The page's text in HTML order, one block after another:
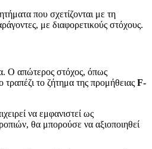
που σχετίζονται με τη
με διαφορετικούς στόχους.
Ο απώτερος στόχος, όπως
το ζήτημα της προμήθειας F-
να εμφανιστεί ως
θα μπορούσε να αξιοποιηθεί